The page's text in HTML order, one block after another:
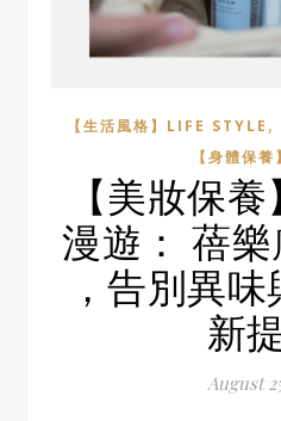
【生活風格】LIFE STYLE ,
【身體保
【美妝保
漫遊： 蓓
，告別異
新
August